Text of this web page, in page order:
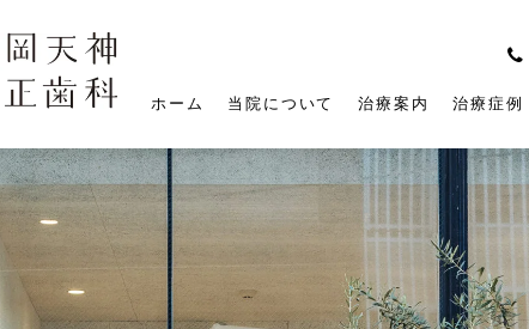
ホーム 当院について 治療案内 治療症例